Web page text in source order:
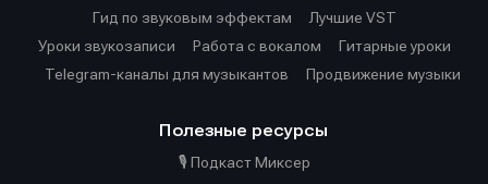
Гид по звуковым эффектам
Лучшие VST
Уроки звукозаписи
Работа с вокалом
Гитарные уроки
Telegram-каналы для музыкантов
Продвижение музыки
Полезные ресурсы
🎙️ Подкаст Миксер